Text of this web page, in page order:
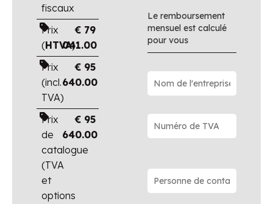
fiscaux
Prix
(HTVA)
€ 79
041.00
Prix
(incl.
TVA)
€ 95
640.00
Prix
de
catalogue
(TVA
et
options
€ 95
640.00
Le remboursement
mensuel est calculé
pour vous